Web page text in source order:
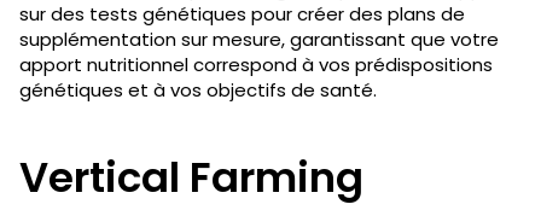
sur des tests génétiques pour créer des plans de
supplémentation sur mesure, garantissant que votre
apport nutritionnel correspond à vos prédispositions
génétiques et à vos objectifs de santé.
Vertical Farming